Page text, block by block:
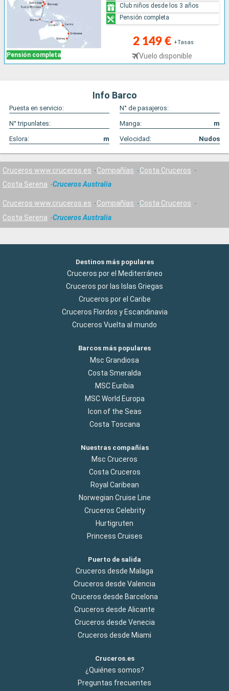
Pensión completa
2 149 € +Tasas
Vuelo disponible
Club niños desde los 3 años
Pensión completa
Info Barco
Puesta en servicio:
N° de pasajeros:
N° tripunlates:
Manga:
m
Eslora:
m Velocidad: Nudos
Cruceros www.cruceros.es Compañías
Costa Cruceros
Costa Serena
Cruceros Australia
Cruceros www.cruceros.es Compañías
Costa Cruceros
Costa Serena
Cruceros Australia
Destinos más populares
Cruceros por el Mediterráneo
Cruceros por las Islas Griegas
Cruceros por el Caribe
Cruceros Flordos y Escandinavia
Cruceros Vuelta al mundo
Barcos más populares
Msc Grandiosa
Costa Smeralda
MSC Euribia
MSC World Europa
Icon of the Seas
Costa Toscana
Nuestras compañías
Msc Cruceros
Costa Cruceros
Royal Caribean
Norwegian Cruise Line
Cruceros Celebrity
Hurtigruten
Princess Cruises
Puerto de salida
Cruceros desde Malaga
Cruceros desde Valencia
Cruceros desde Barcelona
Cruceros desde Alicante
Cruceros desde Venecia
Cruceros desde Miami
Cruceros.es
¿Quiénes somos?
Preguntas frecuentes